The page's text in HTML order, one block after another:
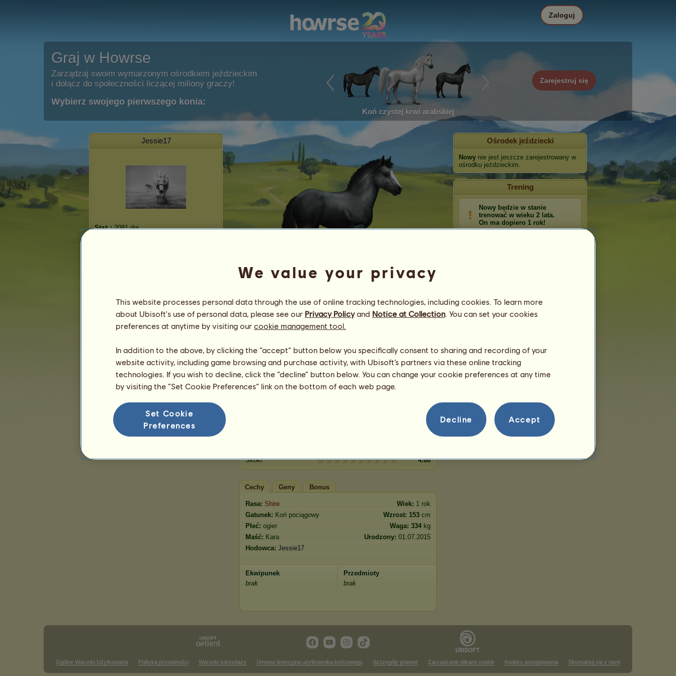
Graj w Howrse
Zarządzaj swoim wymarzonym ośrodkiem jeździeckim
i dołącz do społeczności liczącej miliony graczy!
Wybierz swojego pierwszego konia:
Koń czystej krwi arabskiej
Zarejestruj się
Zaloguj
Jessie17
Staż :2081 dni
Ranking ogólny
Ranking gatunków
z Tajemniczego Lasu*
Energia 20%
Zdrowie
100
4.80
4.80
Skoki
4.80
Cechy Geny Bonus
Rasa: Shire Wiek: 1 rok
Gatunek: Koń pociągowy Wzrost: 153 cm
Płeć: ogier Waga: 334 kg
Maść: Kara Urodzony: 01.07.2015
Hodowca: Jessie17
Ekwipunek
brak
Przedmioty
brak
Ośrodek jeździecki
Nowy nie jest jeszcze zarejestrowany w
ośrodku jeździeckim.
Trening
Nowy będzie w stanie
trenować w wieku 2 lata.
On ma dopiero 1 rok!
Ogólne Warunki Użytkowania Polityka prywatności Warunki sprzedaży Umowa licencyjna użytkownika końcowego Szczegóły prawne Zarządzanie plikami cookie Kodeks postępowania Skontaktuj się z nami
We value your privacy
This website processes personal data through the use of online tracking technologies, including cookies. To learn more
about Ubisoft's use of personal data, please see our Privacy Policyand Notice at Collection. You can set your cookies
preferences at anytime by visiting our cookie management tool.
In addition to the above, by clicking the “accept” button below you specifically consent to sharing and recording of your
website activity, including game browsing and purchase activity, with Ubisoft’s partners via these online tracking
technologies. If you wish to decline, click the “decline” button below. You can change your cookie preferences at any time
by visiting the “Set Cookie Preferences” link on the bottom of each web page.
Set Cookie
Preferences
Decline Accept